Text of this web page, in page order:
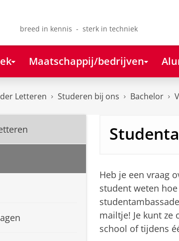
breed in kennis - sterk in techniek
Maatschappij/bedrijven
Letteren Studeren bij ons Bachelor
Heb je een vraag
student weten
mailtje! Je kunt
school of tijdens